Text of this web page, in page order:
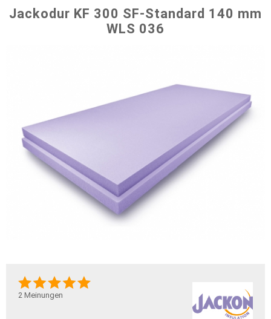
Jackodur KF 300 SF-Standard 140 mm
WLS 036
2 Meinungen